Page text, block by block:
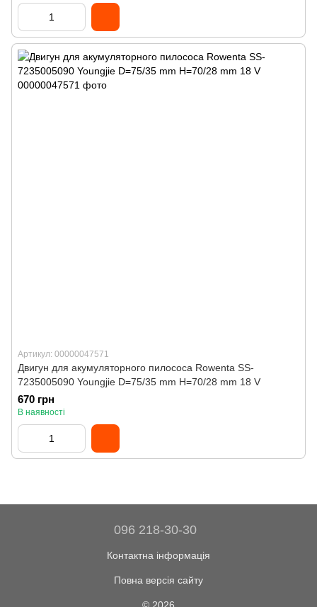
Артикул: 00000047571
Двигун для акумуляторного пилососа Rowenta SS-
7235005090 Youngjie D=75/35 mm H=70/28 mm 18 V
670 грн
В наявності
096 218-30-30
Контактна інформація
Повна версія сайту